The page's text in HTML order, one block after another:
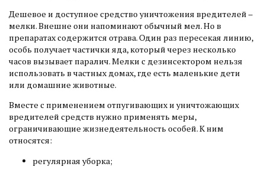
Дешевое и доступное средство уничтожения вредителей –
мелки. Внешне они напоминают обычный мел. Но в
препаратах содержится отрава. Один раз пересекая линию,
особь получает частички яда, который через несколько
часов вызывает паралич. Мелки с дезинсектором нельзя
использовать в частных домах, где есть маленькие дети
или домашние животные.
Вместе с применением отпугивающих и уничтожающих
вредителей средств нужно применять меры,
ограничивающие жизнедеятельность особей. К ним
относятся:
регулярная уборка;